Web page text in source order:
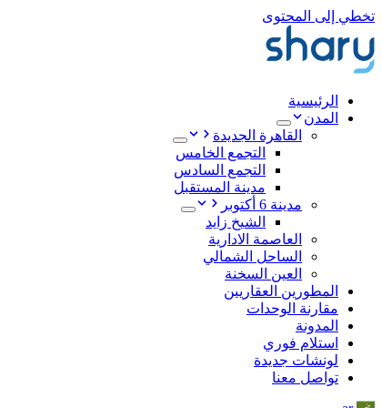
تخطي إلى المحتوى
الرئيسية
المدن
القاهرة الجديدة
التجمع الخامس
التجمع السادس
مدينة المستقبل
مدينة 6 أكتوبر
الشيخ زايد
العاصمة الادارية
الساحل الشمالي
العين السخنة
المطورين العقاريين
مقارنة الوحدات
المدونة
استلام فوري
لونشات جديدة
تواصل معنا